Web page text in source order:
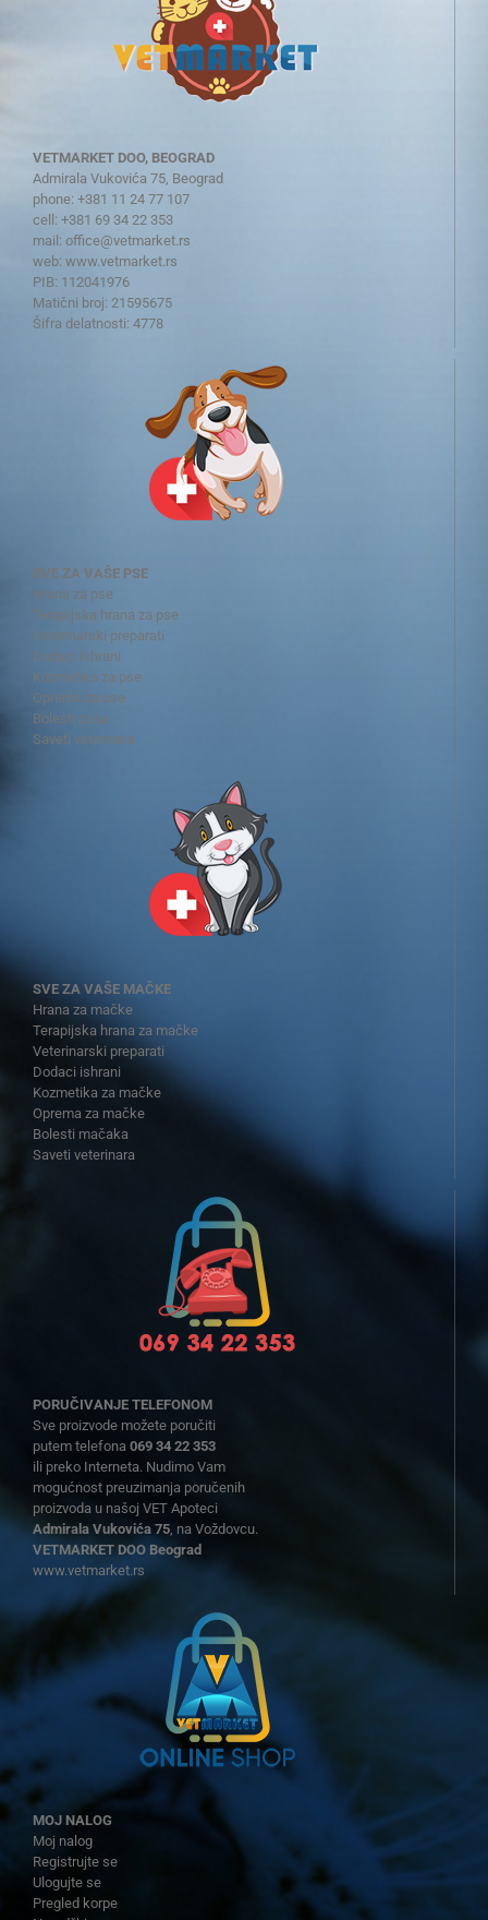
VETMARKET DOO, BEOGRAD
Admirala Vukovića 75, Beograd
phone: +381 11 24 77 107
cell: +381 69 34 22 353
mail: office@vetmarket.rs
web: www.vetmarket.rs
PIB: 112041976
Matični broj: 21595675
Šifra delatnosti: 4778
SVE ZA VAŠE PSE
Hrana za pse
Terapijska hrana za pse
Veterinarski preparati
Dodaci ishrani
Kozmetika za pse
Oprema za pse
Bolesti pasa
Saveti veterinara
SVE ZA VAŠE MAČKE
Hrana za mačke
Terapijska hrana za mačke
Veterinarski preparati
Dodaci ishrani
Kozmetika za mačke
Oprema za mačke
Bolesti mačaka
Saveti veterinara
PORUČIVANJE TELEFONOM
Sve proizvode možete poručiti
putem telefona 069 34 22 353
ili preko Interneta. Nudimo Vam
mogućnost preuzimanja poručenih
proizvoda u našoj VET Apoteci
Admirala Vukovića 75, na Voždovcu.
VETMARKET DOO Beograd
www.vetmarket.rs
MOJ NALOG
Moj nalog
Registrujte se
Ulogujte se
Pregled korpe